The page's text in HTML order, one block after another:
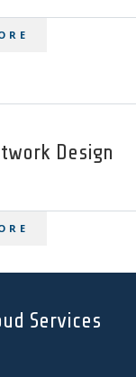
Design
Services